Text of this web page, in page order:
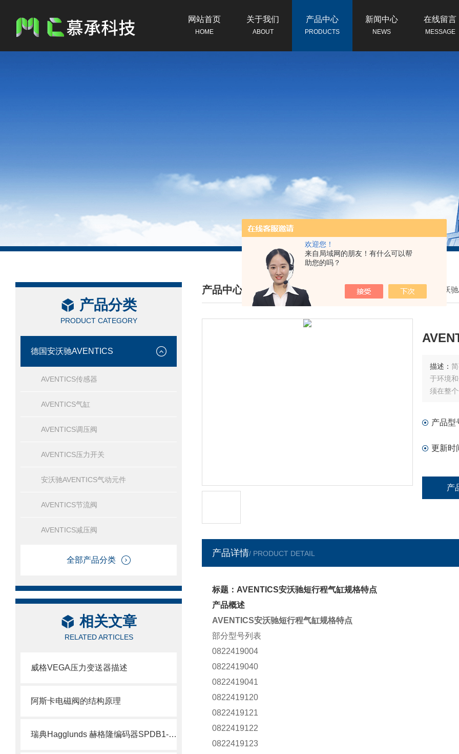
欢迎您！
来自局域网的朋友！有什么可以帮
助您的吗？
网站首页
HOME
关于我们
ABOUT
产品中心
PRODUCTS
新闻中心
NEWS
在线留言
MESSAGE
产品分类
PRODUCT CATEGORY
德国安沃驰AVENTICS
AVENTICS传感器
AVENTICS气缸
AVENTICS调压阀
AVENTICS压力开关
安沃驰AVENTICS气动元件
AVENTICS节流阀
AVENTICS减压阀
全部产品分类
相关文章
RELATED ARTICLES
威格VEGA压力变送器描述
阿斯卡电磁阀的结构原理
瑞典Hagglunds 赫格隆编码器SPDB1-1000-BT介绍
产品中心
/ PRODUCTS CENTER
首页> 产品中心> 德国安沃
描述：
于环境
须在整
产品型
更新时
产
产品详情/ PRODUCT DETAIL
标题：AVENTICS安沃驰短行程气缸规格特点
产品概述
AVENTICS安沃驰短行程气缸规格特点
部分型号列表
0822419004
0822419040
0822419041
0822419120
0822419121
0822419122
0822419123